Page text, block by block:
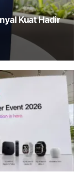
Kuat Hadir